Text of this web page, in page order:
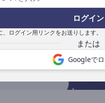
ログイン
、ログイン用リンクをお送りします。
Googleで